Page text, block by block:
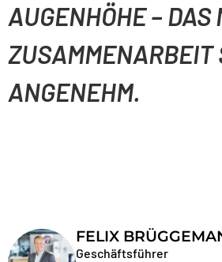
AUGENHÖHE – DAS
ZUSAMMENARBEIT
ANGENEHM.
FELIX
Geschäftsführer